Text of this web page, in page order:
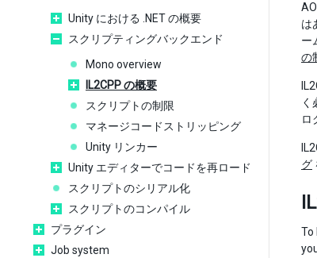
Unity における .NET の概要
スクリプティングバックエンド
Mono overview
IL2CPP の概要
スクリプトの制限
マネージコードストリッピング
Unity リンカー
Unity エディターでコードを再ロード
スクリプトのシリアル化
スクリプトのコンパイル
プラグイン
Job system
は
ー
の
く
ロ
グ
To